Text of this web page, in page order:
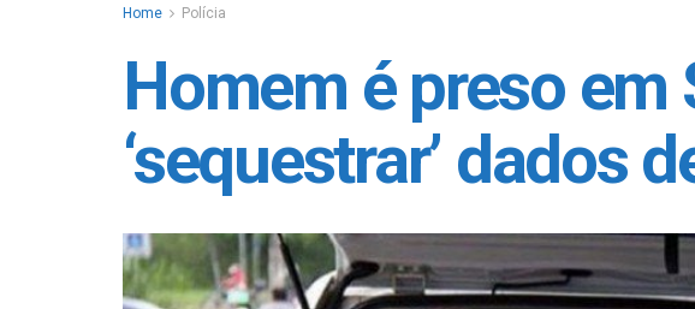
Home Polícia
Homem é preso em
‘sequestrar’ dados